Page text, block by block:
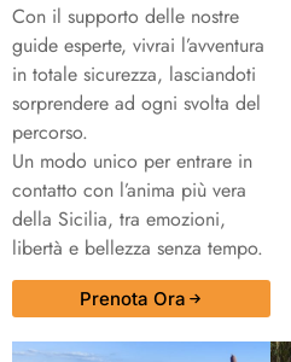
Con il supporto delle nostre
guide esperte, vivrai l’avventura
in totale sicurezza, lasciandoti
sorprendere ad ogni svolta del
percorso.
Un modo unico per entrare in
contatto con l’anima più vera
della Sicilia, tra emozioni,
libertà e bellezza senza tempo.
Prenota Ora